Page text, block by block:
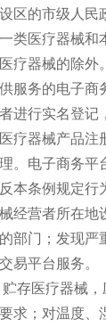
区的市级人民
类医疗器械和
疗器械的除外。
服务的电子商
进行实名登记
疗器械产品注
。电子商务平
本条例规定行
经营者所在地
部门；发现严
易平台服务。
存医疗器械
求；对温度、